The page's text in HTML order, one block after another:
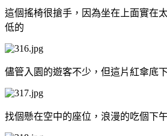
這個搖椅很搶手，因為坐在上面實在
低的
儘管入園的遊客不少，但這片紅傘底
找個懸在空中的座位，浪漫的吃個下